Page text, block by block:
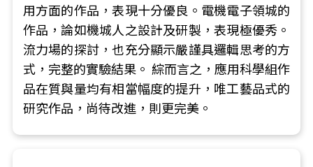
用方面的作品，表現十分優良。電機電子領城的
作品，論如機城人之設計及研製，表現極優秀。
流力場的探討，也充分顯示嚴謹具邏輯思考的方
式，完整的實驗結果。 綜而言之，應用科學組作
品在質與量均有相當幅度的提升，唯工藝品式的
研究作品，尚待改進，則更完美。